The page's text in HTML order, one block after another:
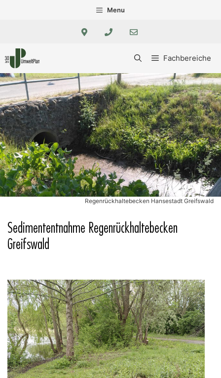
Menu
Fachbereiche
Regenrückhaltebecken Hansestadt Greifswald
Sedimententnahme Regenrückhaltebecken
Greifswald